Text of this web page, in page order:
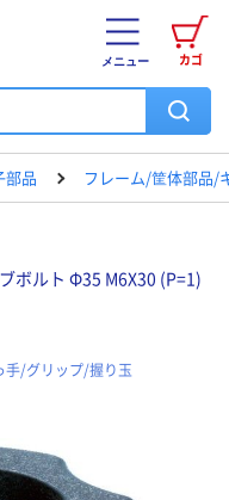
カゴ
メニュー
部品 フレーム/筐体部品/
ボルト Φ35 M6X30 (P=1)
手/グリップ/握り玉